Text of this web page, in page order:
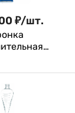
₽/шт.
кран, без